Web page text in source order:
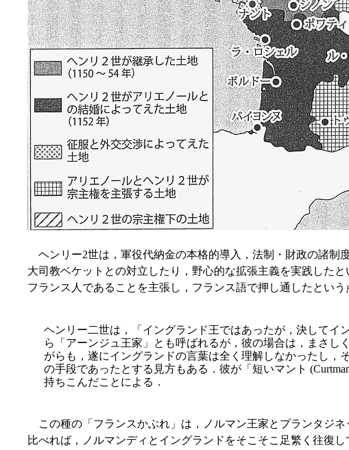
ヘンリー2世は，軍役代納金の本格的導入，法制・財政の諸制
大司教ベケットとの対立したり，野心的な拡張主義を実践した
フランス人であることを主張し，フランス語で押し通したという
ヘンリー二世は，「イングランド王ではあったが，決して
ら「アーンジュ王家」とも呼ばれるが，彼の場合は，まさ
がらも，遂にイングランドの言葉は全く理解しなかったし
の手段であったとする見方もある．彼が「短いマント
持ちこんだことによる．
この種の「フランスかぶれ」は，ノルマン王家とプランタジ
比べれば，ノルマンディとイングランドをそこそこ足繁く往復